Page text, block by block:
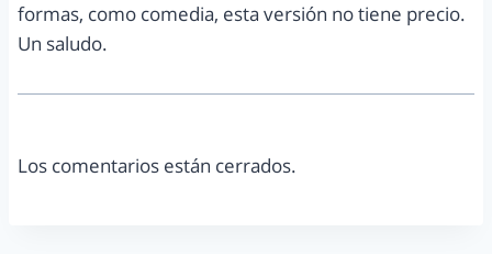
formas, como comedia, esta versión no tiene precio.
Un saludo.
Los comentarios están cerrados.